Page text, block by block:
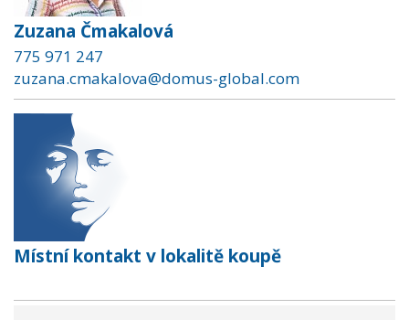
Zuzana Čmakalová
775 971 247
zuzana.cmakalova@domus-global.com
Místní kontakt v lokalitě koupě